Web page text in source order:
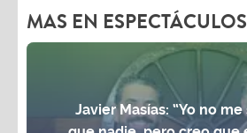
MAS EN ESPECTÁCULOS
Javier Masías: “Yo no